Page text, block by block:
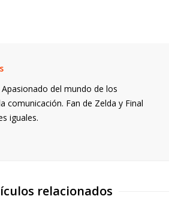
del mundo de los
comunicación. Fan de Zelda y Final
iguales.
relacionados